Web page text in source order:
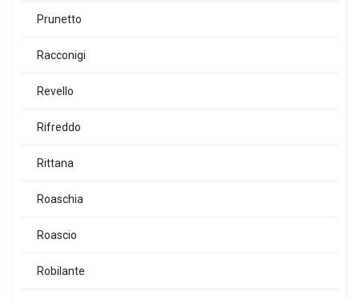
Prunetto
Racconigi
Revello
Rifreddo
Rittana
Roaschia
Roascio
Robilante